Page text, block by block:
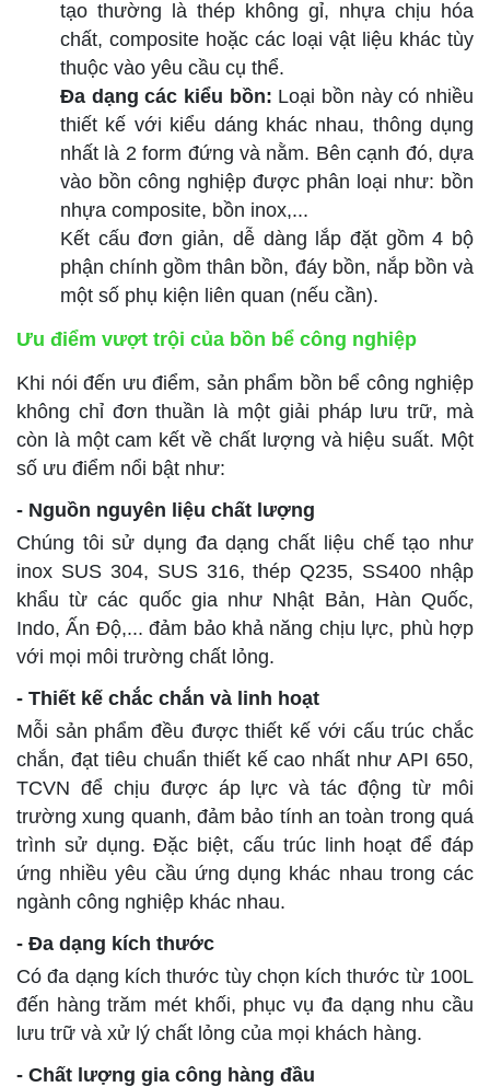
tạo thường là thép không gỉ, nhựa chịu hóa
chất, composite hoặc các loại vật liệu khác tùy
thuộc vào yêu cầu cụ thể.
Đa dạng các kiểu bồn: Loại bồn này có nhiều
thiết kế với kiểu dáng khác nhau, thông dụng
nhất là 2 form đứng và nằm. Bên cạnh đó, dựa
vào bồn công nghiệp được phân loại như: bồn
nhựa composite, bồn inox,...
Kết cấu đơn giản, dễ dàng lắp đặt gồm 4 bộ
phận chính gồm thân bồn, đáy bồn, nắp bồn và
một số phụ kiện liên quan (nếu cần).
Ưu điểm vượt trội của bồn bể công nghiệp
Khi nói đến ưu điểm, sản phẩm bồn bể công nghiệp
không chỉ đơn thuần là một giải pháp lưu trữ, mà
còn là một cam kết về chất lượng và hiệu suất. Một
số ưu điểm nổi bật như:
- Nguồn nguyên liệu chất lượng
Chúng tôi sử dụng đa dạng chất liệu chế tạo như
inox SUS 304, SUS 316, thép Q235, SS400 nhập
khẩu từ các quốc gia như Nhật Bản, Hàn Quốc,
Indo, Ấn Độ,... đảm bảo khả năng chịu lực, phù hợp
với mọi môi trường chất lỏng.
- Thiết kế chắc chắn và linh hoạt
Mỗi sản phẩm đều được thiết kế với cấu trúc chắc
chắn, đạt tiêu chuẩn thiết kế cao nhất như API 650,
TCVN để chịu được áp lực và tác động từ môi
trường xung quanh, đảm bảo tính an toàn trong quá
trình sử dụng. Đặc biệt, cấu trúc linh hoạt để đáp
ứng nhiều yêu cầu ứng dụng khác nhau trong các
ngành công nghiệp khác nhau.
- Đa dạng kích thước
Có đa dạng kích thước tùy chọn kích thước từ 100L
đến hàng trăm mét khối, phục vụ đa dạng nhu cầu
lưu trữ và xử lý chất lỏng của mọi khách hàng.
- Chất lượng gia công hàng đầu